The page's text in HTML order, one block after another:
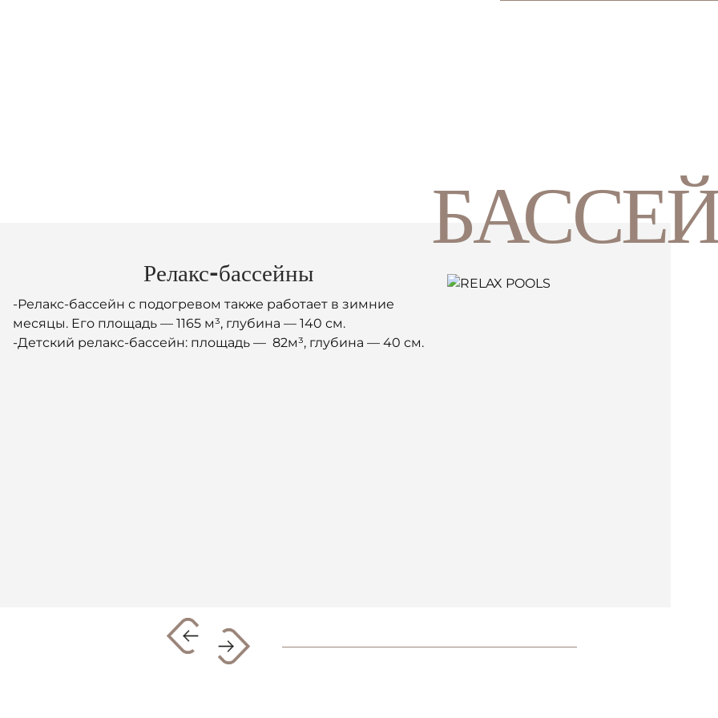
Релакс-бассейны
-Релакс-бассейн с подогревом также работает в зимние
месяцы. Его площадь — 1165 м³, глубина — 140 см.
-Детский релакс-бассейн: площадь — 82м³, глубина — 40 см.